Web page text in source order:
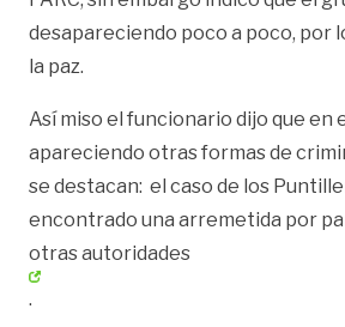
desapareciendo poco a poco, por
la paz.
Así miso el funcionario dijo que en
apareciendo otras formas de
se destacan: el caso de los
encontrado una arremetida por
otrasautoridades
.